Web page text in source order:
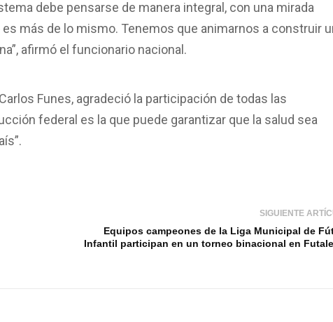
debe pensarse de manera integral, con una mirada
más de lo mismo. Tenemos que animarnos a construir
afirmó el funcionario nacional.
Funes, agradeció la participación de todas las
federal es la que puede garantizar que la salud sea
SIGUIENTE
Equipos campeones de la Liga Municipal de
Infantil participan en un torneo binacional en